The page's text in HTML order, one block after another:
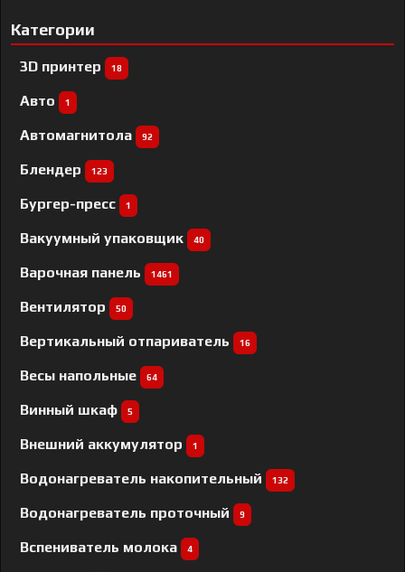
Категории
3D принтер 18
Авто 1
Автомагнитола 92
Блендер 123
Бургер-пресс 1
Вакуумный упаковщик 40
Варочная панель 1461
Вентилятор 50
Вертикальный отпариватель 16
Весы напольные 64
Винный шкаф 5
Внешний аккумулятор 1
Водонагреватель накопительный 132
Водонагреватель проточный 9
Вспениватель молока 4